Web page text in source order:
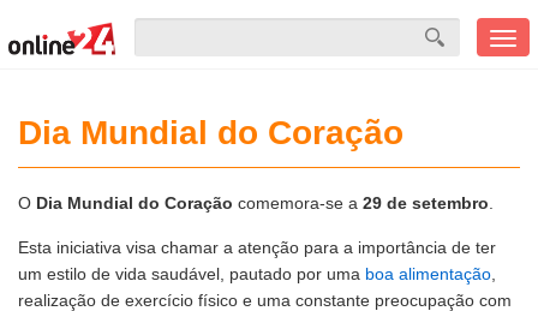
Dia Mundial do Coração
O Dia Mundial do Coração comemora-se a 29 de setembro
Esta iniciativa visa chamar a atenção para a importância de ter
um estilo de vida saudável, pautado por uma boa alimentação
realização de exercício físico e uma constante preocupação com